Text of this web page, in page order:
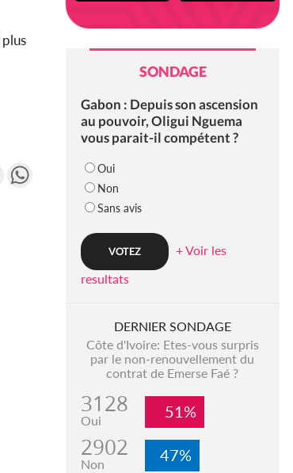
MessengerWhatsApp
SONDAGE
Gabon : Depuis son ascension
au pouvoir, Oligui Nguema
vous parait-il compétent ?
Oui
Non
Sans avis
+ Voir les
resultats
DERNIER SONDAGE
Côte d'Ivoire: Etes-vous surpris
par le non-renouvellement du
contrat de Emerse Faé ?
3128
Oui 51%
2902
Non 47%